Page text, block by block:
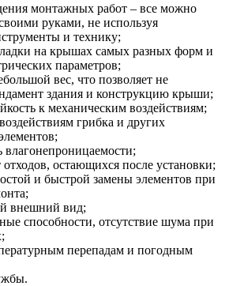
монтажных работ – все можно
руками, не используя
и технику;
на крышах самых разных форм и
параметров;
вес, что позволяет не
здания и конструкцию крыши;
к механическим воздействиям;
грибка и других
влагонепроницаемости;
остающихся после установки;
и быстрой замены элементов при
внешний вид;
способности, отсутствие шума при
перепадам и погодным